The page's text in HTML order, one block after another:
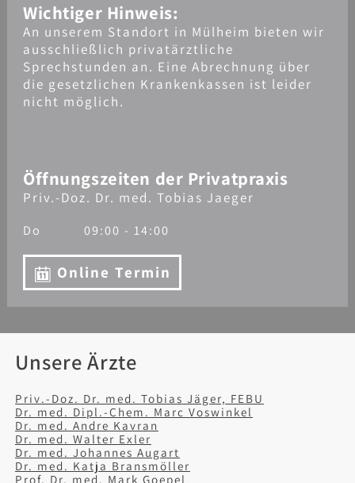
Wichtiger Hinweis:
An unserem Standort in Mülheim bieten wir
ausschließlich privatärztliche
Sprechstunden an. Eine Abrechnung über
die gesetzlichen Krankenkassen ist leider
nicht möglich.
Öffnungszeiten der Privatpraxis
Priv.-Doz. Dr. med. Tobias Jaeger
Do 09:00 - 14:00
Online Termin
Unsere Ärzte
Priv.-Doz. Dr. med. Tobias Jäger, FEBU
Dr. med. Dipl.-Chem. Marc Voswinkel
Dr. med. Andre Kavran
Dr. med. Walter Exler
Dr. med. Johannes Augart
Dr. med. Katja Bransmöller
Prof. Dr. med. Mark Goepel